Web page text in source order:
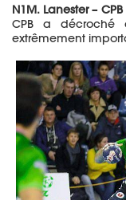
N1M.Lanester –
CPB a décroché
extrêmement